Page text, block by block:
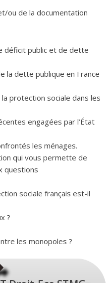
ou de la documentation
déficit public et de dette
la dette publique en France
protection sociale dans les
engagées par l’État
les ménages.
qui vous permette de
questions
sociale français est-il
?
les monopoles ?